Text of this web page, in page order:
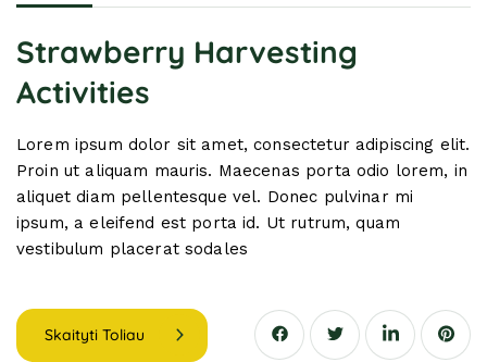
Strawberry Harvesting
Activities
Lorem ipsum dolor sit amet, consectetur adipiscing elit.
Proin ut aliquam mauris. Maecenas porta odio lorem, in
aliquet diam pellentesque vel. Donec pulvinar mi
ipsum, a eleifend est porta id. Ut rutrum, quam
vestibulum placerat sodales
Skaityti Toliau